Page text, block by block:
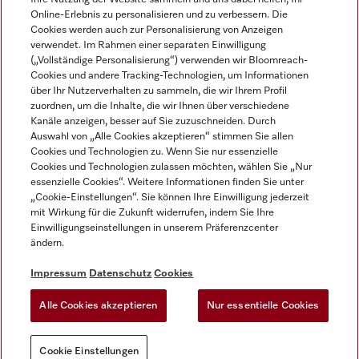
Impressum
AGB
Datenschutz
Nutzungsbedigungen
EU-Gesetzen über digitale Dienste
Miele auf Instagram
Miele auf Facebook
Miele auf Youtube
Online-Erlebnis zu personalisieren und zu verbessern. Die
Cookies werden auch zur Personalisierung von Anzeigen
verwendet. Im Rahmen einer separaten Einwilligung
(„Vollständige Personalisierung“) verwenden wir Bloomreach-
Cookies und andere Tracking-Technologien, um Informationen
über Ihr Nutzerverhalten zu sammeln, die wir Ihrem Profil
zuordnen, um die Inhalte, die wir Ihnen über verschiedene
Kanäle anzeigen, besser auf Sie zuzuschneiden. Durch
Auswahl von „Alle Cookies akzeptieren“ stimmen Sie allen
Cookies und Technologien zu. Wenn Sie nur essenzielle
Cookies und Technologien zulassen möchten, wählen Sie „Nur
essenzielle Cookies“. Weitere Informationen finden Sie unter
„Cookie-Einstellungen“. Sie können Ihre Einwilligung jederzeit
mit Wirkung für die Zukunft widerrufen, indem Sie Ihre
Einwilligungseinstellungen in unserem Präferenzcenter
ändern.
Impressum Datenschutz Cookies
Alle Cookies akzeptieren Nur essentielle Cookies
Cookie Einstellungen